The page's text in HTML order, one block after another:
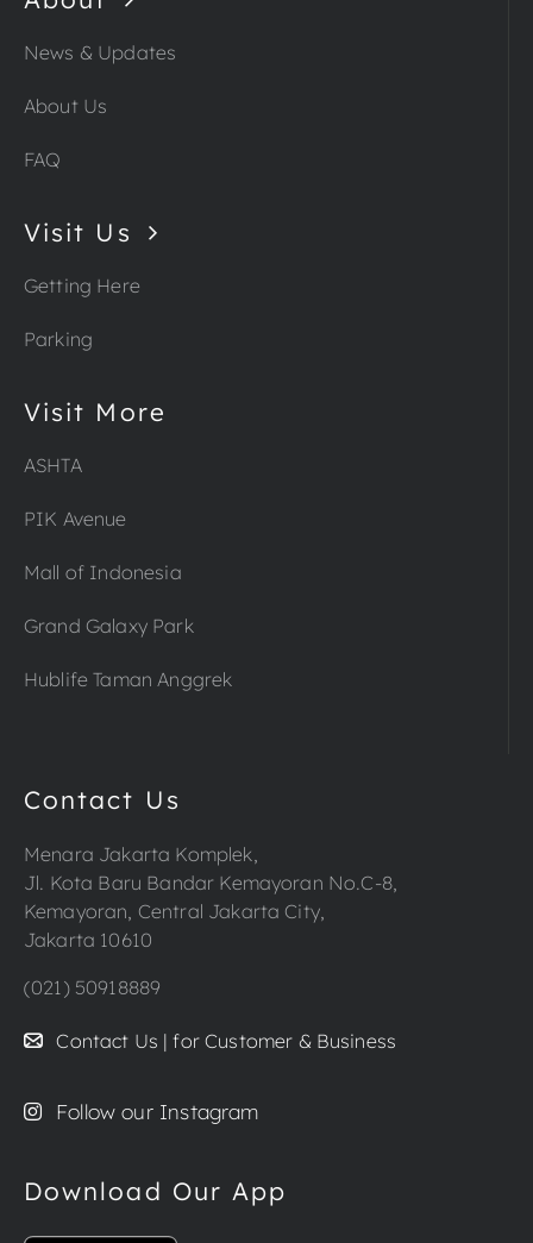
News & Updates
About Us
FAQ
Visit Us
Getting Here
Parking
Visit More
ASHTA
PIK Avenue
Mall of Indonesia
Grand Galaxy Park
Hublife Taman Anggrek
Contact Us
Menara Jakarta Komplek,
Jl. Kota Baru Bandar Kemayoran No.C-8,
Kemayoran, Central Jakarta City,
Jakarta 10610
(021) 50918889
Contact Us | for Customer & Business
Follow our Instagram
Download Our App